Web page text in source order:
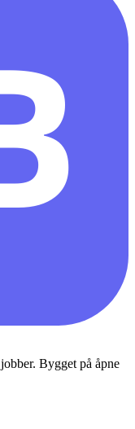
Bygget på åpne